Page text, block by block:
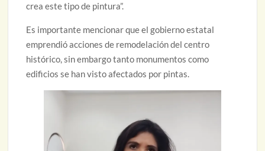
crea este tipo de pintura”.
Es importante mencionar que el gobierno estatal
emprendió acciones de remodelación del centro
histórico, sin embargo tanto monumentos como
edificios se han visto afectados por pintas.